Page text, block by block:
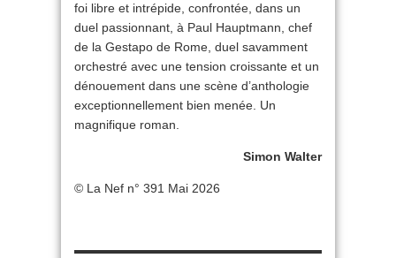
foi libre et intrépide, confrontée, dans un
duel passionnant, à Paul Hauptmann, chef
de la Gestapo de Rome, duel savamment
orchestré avec une tension croissante et un
dénouement dans une scène d’anthologie
exceptionnellement bien menée. Un
magnifique roman.
Simon Walter
© La Nef n° 391 Mai 2026